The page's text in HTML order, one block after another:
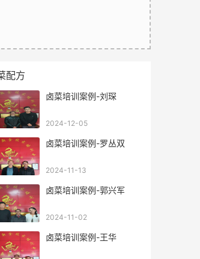
配方
卤菜培训案例-刘琛
2024-12-05
卤菜培训案例-罗丛双
2024-11-13
卤菜培训案例-郭兴军
2024-11-02
卤菜培训案例-王华